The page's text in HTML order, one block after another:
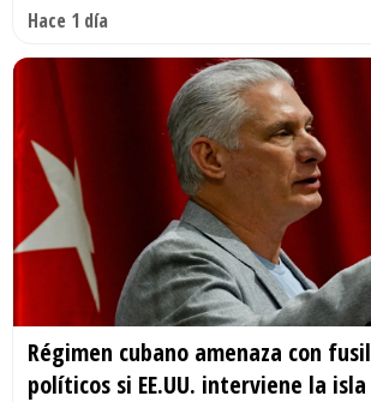
Hace 1 día
Régimen cubano amenaza con
políticos si EE.UU. interviene la